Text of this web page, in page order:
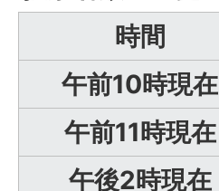
時間
午前10時現在
午前11時現在
午後2時現在